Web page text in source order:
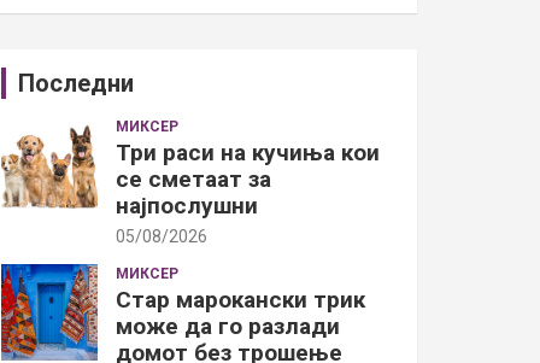
Последни
МИКСЕР
Три раси на кучиња кои
се сметаат за
најпослушни
05/08/2026
МИКСЕР
Стар марокански трик
може да го разлади
домот без трошење